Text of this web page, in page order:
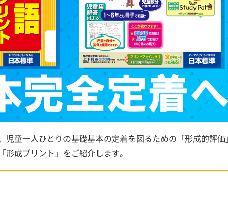
児童一人ひとりの基礎基本の定着を図るための「形成的評価
「形成プリント」をご紹介します。